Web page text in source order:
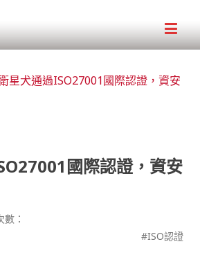
星犬通過ISO27001國際認證，資安
國際認證，資安
：
#ISO認證